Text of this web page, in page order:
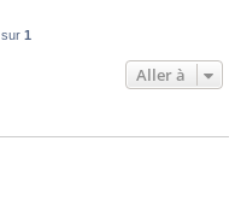
sur 1
Aller à